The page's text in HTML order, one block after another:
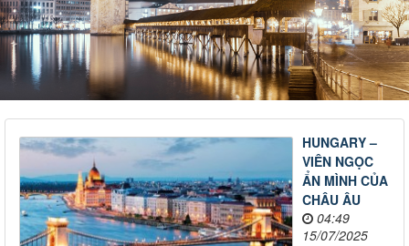
HUNGARY –
VIÊN NGỌC
ẨN MÌNH CỦA
CHÂU ÂU
04:49
15/07/2025